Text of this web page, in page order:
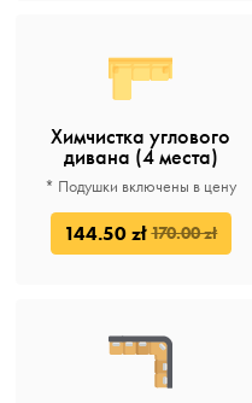
Химчистка углового
дивана (4 места)
* Подушки включены в цену
144.50 zł 170.00 zł